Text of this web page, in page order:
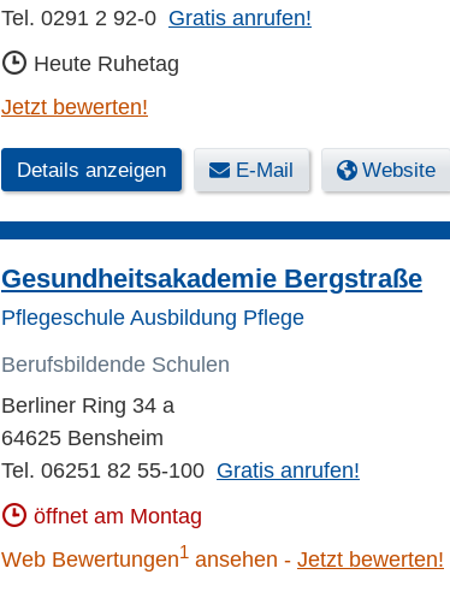
Tel. 0291 2 92-0 Gratis anrufen!
Heute Ruhetag
Jetzt bewerten!
Details anzeigen E-Mail Website
Gesundheitsakademie Bergstraße
Pflegeschule Ausbildung Pflege
Berufsbildende Schulen
Berliner Ring 34 a
64625 Bensheim
Tel. 06251 82 55-100 Gratis anrufen!
öffnet am Montag
Web Bewertungen1 ansehen Jetzt bewerten!